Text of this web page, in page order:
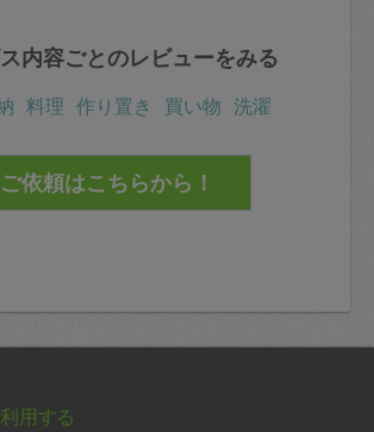
内容ごとのレビューをみる
料理 作り置き 買い物 洗濯
用する